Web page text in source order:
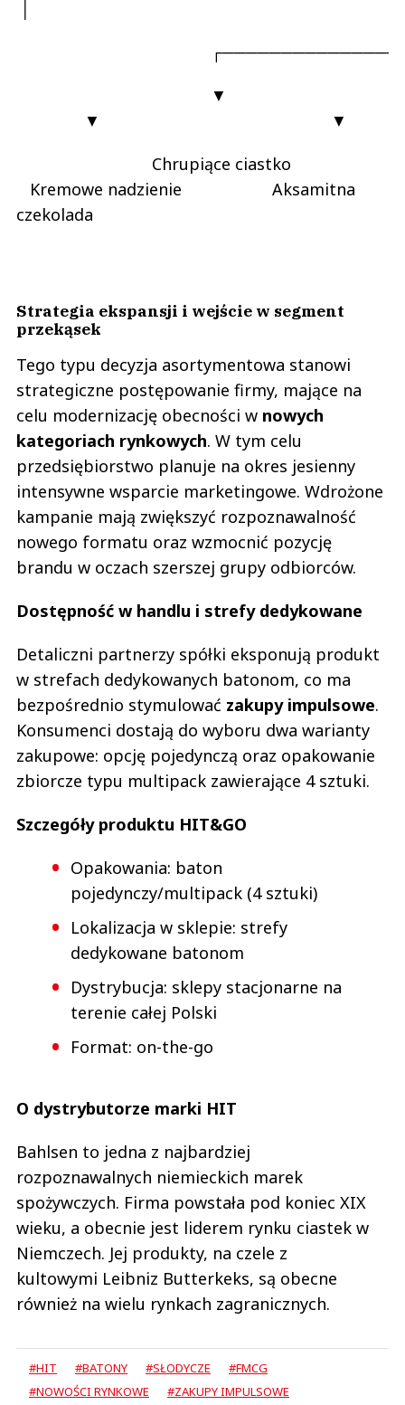
▼
▼ ▼
Chrupiące ciastko
Kremowe nadzienie Aksamitna
czekolada
Strategia ekspansji i wejście w segment
przekąsek
Tego typu decyzja asortymentowa stanowi
strategiczne postępowanie firmy, mające na
celu modernizację obecności w nowych
kategoriach rynkowych. W tym celu
przedsiębiorstwo planuje na okres jesienny
intensywne wsparcie marketingowe. Wdrożone
kampanie mają zwiększyć rozpoznawalność
nowego formatu oraz wzmocnić pozycję
brandu w oczach szerszej grupy odbiorców.
Dostępność w handlu i strefy dedykowane
Detaliczni partnerzy spółki eksponują produkt
w strefach dedykowanych batonom, co ma
bezpośrednio stymulować zakupy impulsowe.
Konsumenci dostają do wyboru dwa warianty
zakupowe: opcję pojedynczą oraz opakowanie
zbiorcze typu multipack zawierające 4 sztuki.
Szczegóły produktu HIT&GO
Opakowania: baton
pojedynczy/multipack (4 sztuki)
Lokalizacja w sklepie: strefy
dedykowane batonom
Dystrybucja: sklepy stacjonarne na
terenie całej Polski
Format: on-the-go
O dystrybutorze marki HIT
Bahlsen to jedna z najbardziej
rozpoznawalnych niemieckich marek
spożywczych. Firma powstała pod koniec XIX
wieku, a obecnie jest liderem rynku ciastek w
Niemczech. Jej produkty, na czele z
kultowymi Leibniz Butterkeks, są obecne
również na wielu rynkach zagranicznych.
#HIT #BATONY #SŁODYCZE
#FMCG
#NOWOŚCI RYNKOWE
#ZAKUPY IMPULSOWE